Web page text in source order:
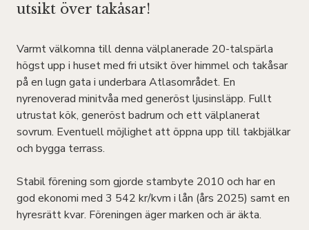
utsikt över takåsar!
Varmt välkomna till denna välplanerade 20-talspärla
högst upp i huset med fri utsikt över himmel och takåsar
på en lugn gata i underbara Atlasområdet. En
nyrenoverad minitvåa med generöst ljusinsläpp. Fullt
utrustat kök, generöst badrum och ett välplanerat
sovrum. Eventuell möjlighet att öppna upp till takbjälkar
och bygga terrass.
Stabil förening som gjorde stambyte 2010 och har en
god ekonomi med 3 542 kr/kvm i lån (års 2025) samt en
hyresrätt kvar. Föreningen äger marken och är äkta.